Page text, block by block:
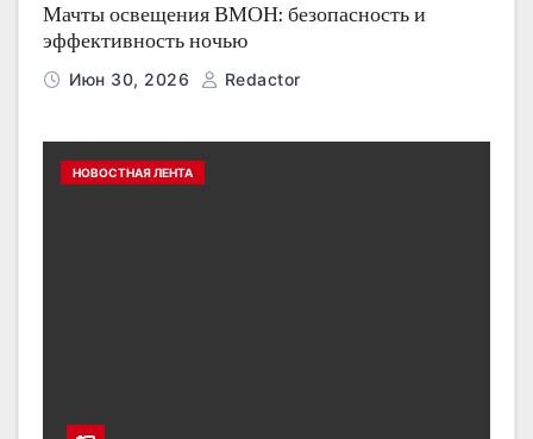
Мачты освещения ВМОН: безопасность и
эффективность ночью
Июн 30, 2026 Redactor
НОВОСТНАЯ ЛЕНТА